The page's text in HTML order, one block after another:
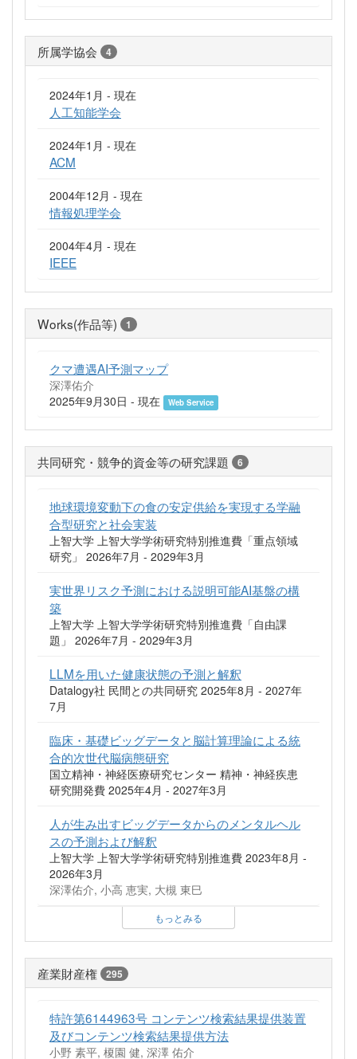
所属学協会 4
2024年1月 - 現在
人工知能学会
2024年1月 - 現在
ACM
2004年12月 - 現在
情報処理学会
2004年4月 - 現在
IEEE
Works(作品等) 1
クマ遭遇AI予測マップ
深澤佑介
2025年9月30日 - 現在
Web Service
共同研究・競争的資金等の研究課題 6
地球環境変動下の食の安定供給を実現する学融
合型研究と社会実装
上智大学 上智大学学術研究特別推進費「重点領域
研究」 2026年7月 - 2029年3月
実世界リスク予測における説明可能AI基盤の構
築
上智大学 上智大学学術研究特別推進費「自由課
題」 2026年7月 - 2029年3月
LLMを用いた健康状態の予測と解釈
Datalogy社 民間との共同研究 2025年8月 - 2027年
7月
臨床・基礎ビッグデータと脳計算理論による統
合的次世代脳病態研究
国立精神・神経医療研究センター 精神・神経疾患
研究開発費 2025年4月 - 2027年3月
人が生み出すビッグデータからのメンタルヘル
スの予測および解釈
上智大学 上智大学学術研究特別推進費 2023年8月 -
2026年3月
深澤佑介, 小高 恵実, 大槻 東巳
もっとみる
産業財産権 295
特許第6144963号 コンテンツ検索結果提供装置
及びコンテンツ検索結果提供方法
小野 素平, 榎園 健, 深澤 佑介